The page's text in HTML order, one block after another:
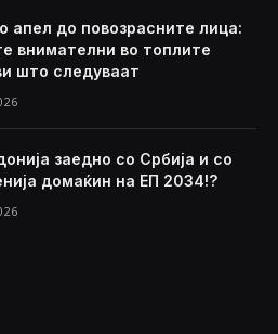
апел до повозрасните лица:
внимателни во топлите
што следуваат
заедно со Србија и со
домаќин на ЕП 2034!?